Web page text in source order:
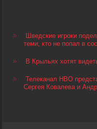
Шведские игроки
теми, кто не попал в
В Крыльях хотят
Телеканал HBO
Сергея Ковалева и